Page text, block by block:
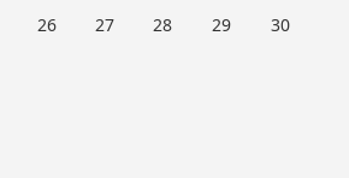
26 27 28 29
30